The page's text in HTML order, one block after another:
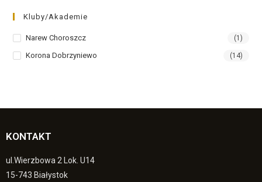
Kluby/Akademie
Narew Choroszcz (1)
Korona Dobrzyniewo (14)
KONTAKT
ul.Wierzbowa 2 Lok. U14
15-743 Białystok